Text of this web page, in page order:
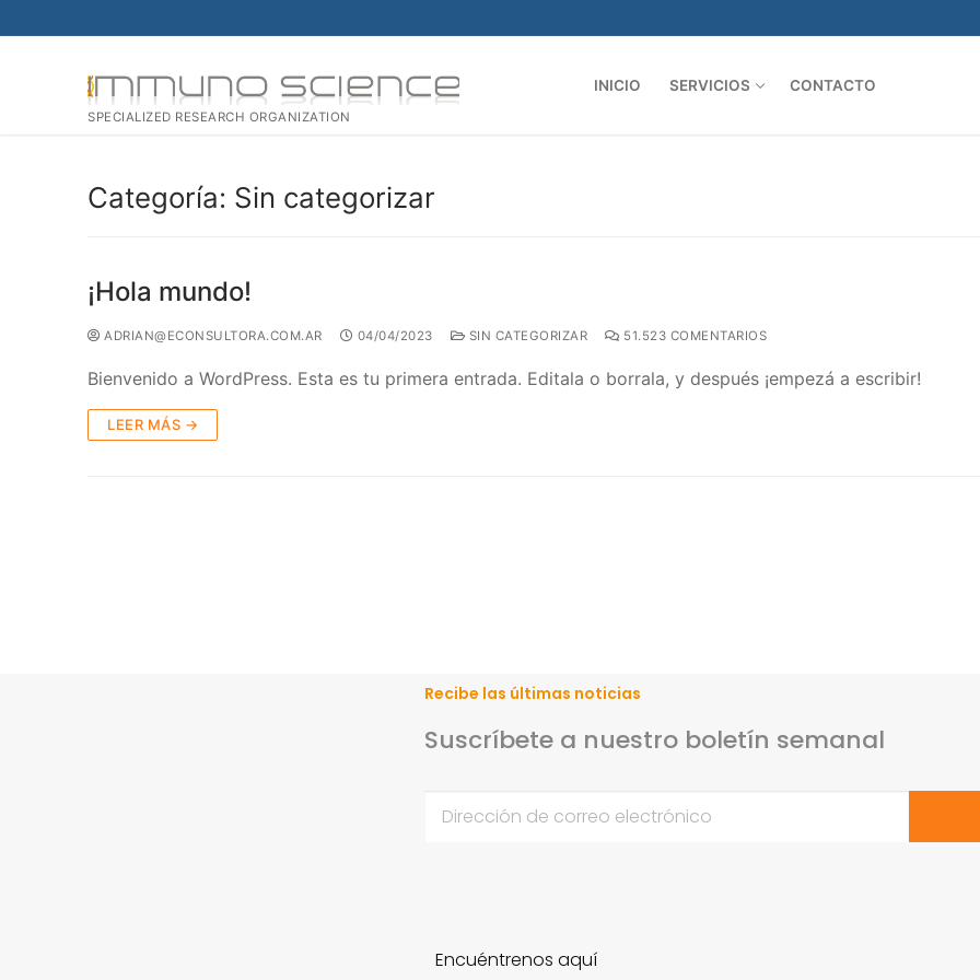
SPECIALIZED RESEARCH ORGANIZATION
INICIO SERVICIOS CONTACTO
Categoría: Sin categorizar
¡Hola mundo!
ADRIAN@ECONSULTORA.COM.AR 04/04/2023 SIN CATEGORIZAR 51.523 COMENTARIOS
Bienvenido a WordPress. Esta es tu primera entrada. Editala o borrala, y después ¡empezá a escribir!
LEER MÁS →
Recibe las últimas noticias
Suscríbete a nuestro boletín semanal
Encuéntrenos aquí